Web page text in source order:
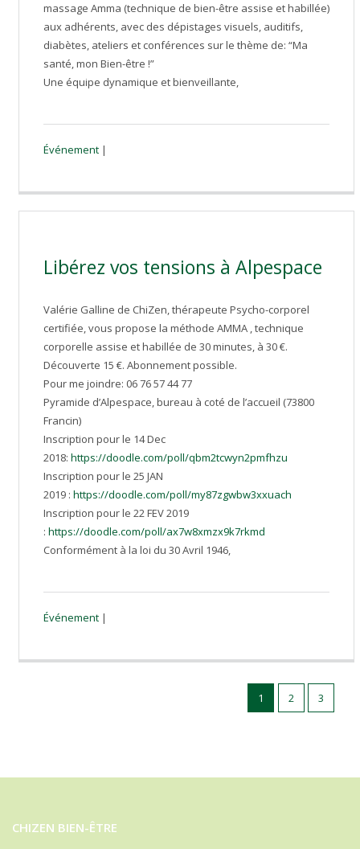
massage Amma (technique de bien-être assise et habillée)
aux adhérents, avec des dépistages visuels, auditifs,
diabètes, ateliers et conférences sur le thème de: “Ma
santé, mon Bien-être !”
Une équipe dynamique et bienveillante,
Événement |
Libérez vos tensions à Alpespace
Valérie Galline de ChiZen, thérapeute Psycho-corporel
certifiée, vous propose la méthode AMMA , technique
corporelle assise et habillée de 30 minutes, à 30 €.
Découverte 15 €. Abonnement possible.
Pour me joindre: 06 76 57 44 77
Pyramide d’Alpespace, bureau à coté de l’accueil (73800
Francin)
Inscription pour le 14 Dec
2018: https://doodle.com/poll/qbm2tcwyn2pmfhzu
Inscription pour le 25 JAN
2019 : https://doodle.com/poll/my87zgwbw3xxuach
Inscription pour le 22 FEV 2019
: https://doodle.com/poll/ax7w8xmzx9k7rkmd
Conformément à la loi du 30 Avril 1946,
Événement |
1 2 3
CHIZEN BIEN-ÊTRE